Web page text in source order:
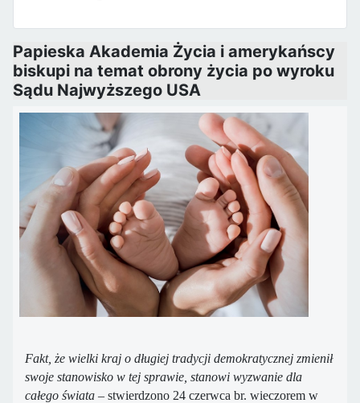
Papieska Akademia Życia i amerykańscy
biskupi na temat obrony życia po wyroku
Sądu Najwyższego USA
Fakt, że wielki kraj o długiej tradycji demokratycznej zmienił
swoje stanowisko w tej sprawie, stanowi wyzwanie dla
całego świata – stwierdzono 24 czerwca br. wieczorem w